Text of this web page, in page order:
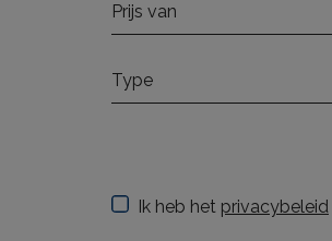
Type
Ik heb het privacybeleid